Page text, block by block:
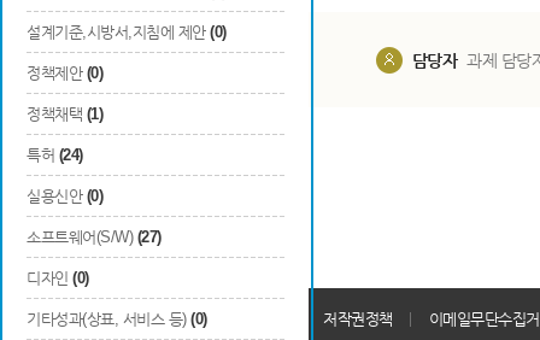
설계기준,시방서,지침에 제안 (0)
정책제안 (0)
정책채택 (1)
특허 (24)
실용신안 (0)
소프트웨어(S/W) (27)
디자인 (0)
기타성과(상표, 서비스 등) (0)
담당자 과제 담당
개인정보처리방침 회원가입약관 저작권정책 이메일무단수집